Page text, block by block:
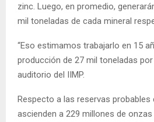
zinc. Luego, en promedio,
mil toneladas de cada mineral
“Eso estimamos trabajarlo en 15
producción de 27 mil toneladas por
auditorio del IIMP.
Respecto a las reservas probables
ascienden a 229 millones de